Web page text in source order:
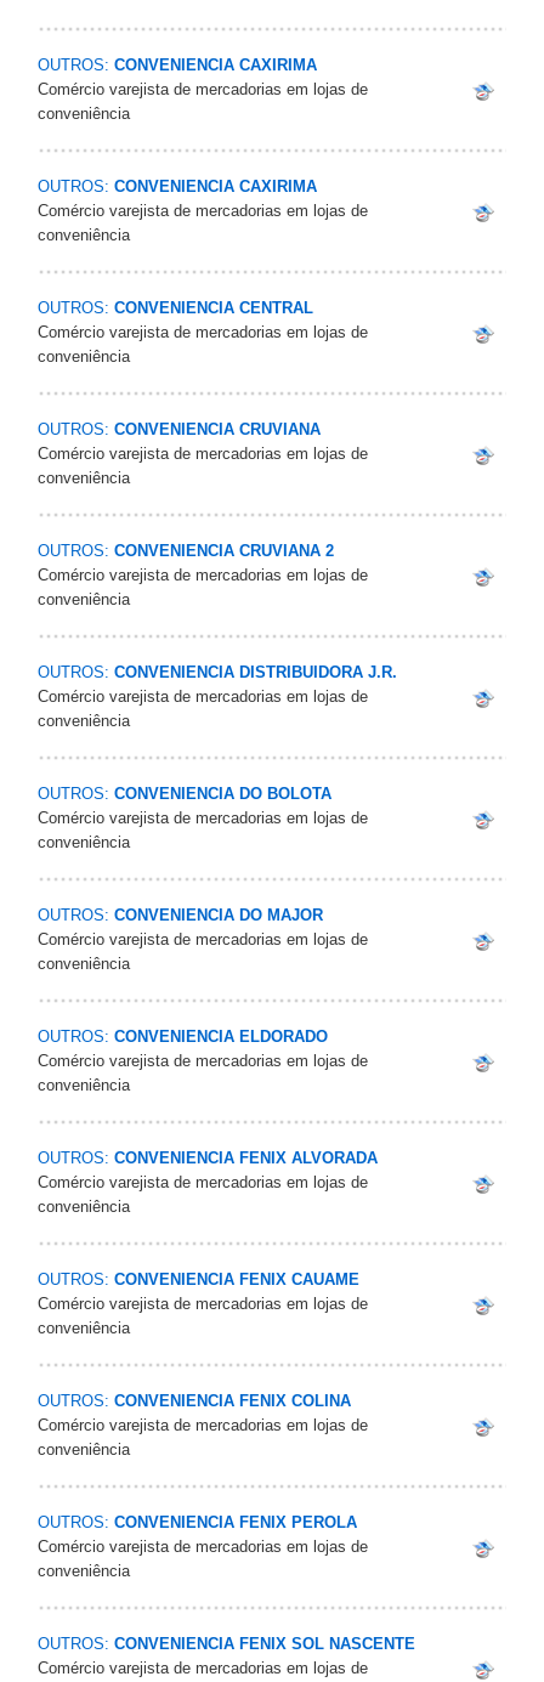
OUTROS: CONVENIENCIA CAXIRIMA
Comércio varejista de mercadorias em lojas de
conveniência
OUTROS: CONVENIENCIA CAXIRIMA
Comércio varejista de mercadorias em lojas de
conveniência
OUTROS: CONVENIENCIA CENTRAL
Comércio varejista de mercadorias em lojas de
conveniência
OUTROS: CONVENIENCIA CRUVIANA
Comércio varejista de mercadorias em lojas de
conveniência
OUTROS: CONVENIENCIA CRUVIANA 2
Comércio varejista de mercadorias em lojas de
conveniência
OUTROS: CONVENIENCIA DISTRIBUIDORA J.R.
Comércio varejista de mercadorias em lojas de
conveniência
OUTROS: CONVENIENCIA DO BOLOTA
Comércio varejista de mercadorias em lojas de
conveniência
OUTROS: CONVENIENCIA DO MAJOR
Comércio varejista de mercadorias em lojas de
conveniência
OUTROS: CONVENIENCIA ELDORADO
Comércio varejista de mercadorias em lojas de
conveniência
OUTROS: CONVENIENCIA FENIX ALVORADA
Comércio varejista de mercadorias em lojas de
conveniência
OUTROS: CONVENIENCIA FENIX CAUAME
Comércio varejista de mercadorias em lojas de
conveniência
OUTROS: CONVENIENCIA FENIX COLINA
Comércio varejista de mercadorias em lojas de
conveniência
OUTROS: CONVENIENCIA FENIX PEROLA
Comércio varejista de mercadorias em lojas de
conveniência
OUTROS: CONVENIENCIA FENIX SOL NASCENTE
Comércio varejista de mercadorias em lojas de